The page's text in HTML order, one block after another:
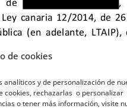
de cookies
analíticos y de personalización de
cookies, rechazarlas o personalizar
o tener más información, visite